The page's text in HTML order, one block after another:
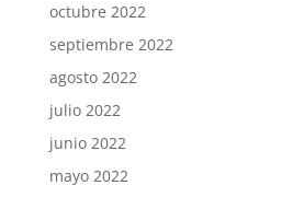
octubre 2022
septiembre 2022
agosto 2022
julio 2022
junio 2022
mayo 2022